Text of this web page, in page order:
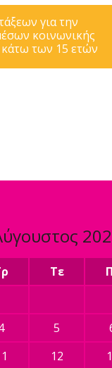
για την
κοινωνικής
των 15 ετών
Τε
5
12